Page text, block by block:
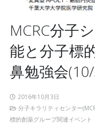
MCRC分子
能と分子標
鼻勉強会
2016年10月3日
分子キラリティセンター
標的創薬グループ関連イベント